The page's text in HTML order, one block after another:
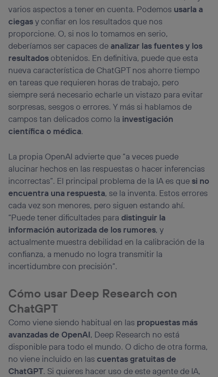
varios aspectos a tener en cuenta. Podemos usarla a
ciegasy confiar en los resultados que nos
proporcione. O, si nos lo tomamos en serio,
deberíamos ser capaces de analizar las fuentes y los
resultadosobtenidos. En definitiva, puede que esta
nueva característica de ChatGPT nos ahorre tiempo
en tareas que requieren horas de trabajo, pero
siempre será necesario echarle un vistazo para evitar
sorpresas, sesgos o errores. Y más si hablamos de
campos tan delicados como la investigación
científica o médica.
La propia OpenAI advierte que “a veces puede
alucinar hechos en las respuestas o hacer inferencias
incorrectas”. El principal problema de la IA es quesi no
encuentra una respuesta, se la inventa. Estos errores
cada vez son menores, pero siguen estando ahí.
“Puede tener dificultades paradistinguir la
información autorizada de los rumores, y
actualmente muestra debilidad en la calibración de la
confianza, a menudo no logra transmitir la
incertidumbre con precisión”.
Cómo usar Deep Research con
ChatGPT
Como viene siendo habitual en las propuestas más
avanzadas de OpenAI, Deep Research no está
disponible para todo el mundo. O dicho de otra forma,
no viene incluido en lascuentas gratuitas de
ChatGPT. Si quieres hacer uso de este agente de IA,